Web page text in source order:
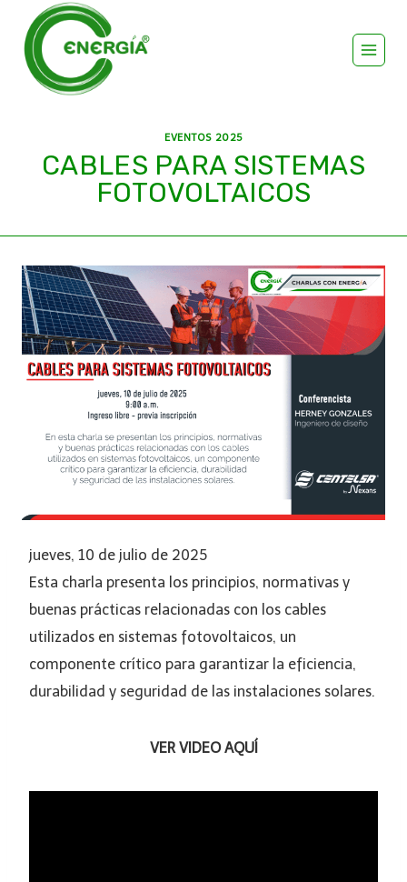
EVENTOS 2025
CABLES PARA SISTEMAS
FOTOVOLTAICOS
jueves, 10 de julio de 2025
Esta charla presenta los principios, normativas y
buenas prácticas relacionadas con los cables
utilizados en sistemas fotovoltaicos, un
componente crítico para garantizar la eficiencia,
durabilidad y seguridad de las instalaciones solares.
VER VIDEO AQUÍ